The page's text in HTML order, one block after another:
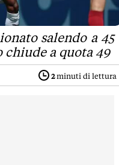
salendo a 45
a quota 49
2minuti di lettura